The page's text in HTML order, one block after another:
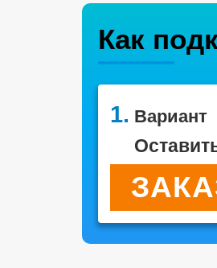
Как
1. Вариант